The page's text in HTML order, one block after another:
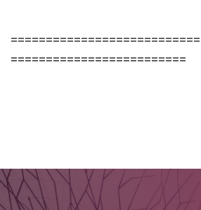
=========================